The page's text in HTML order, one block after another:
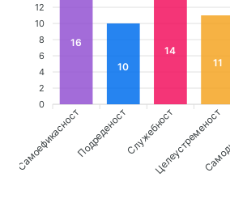
12
10
8
6
4
2
0
16
10
14
11
СамоефикасностПодреденостСлужебностЦелеустременост